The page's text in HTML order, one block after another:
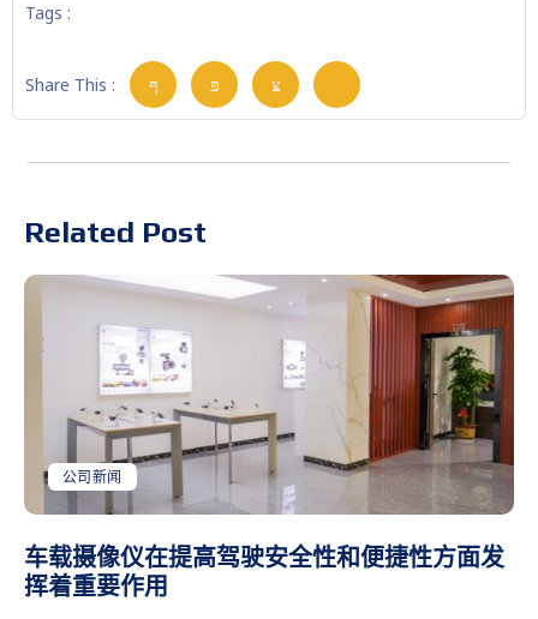
Tags :
Share This :
Related Post
公司新闻
车载摄像仪在提高驾驶安全性和便捷性方面发
挥着重要作用